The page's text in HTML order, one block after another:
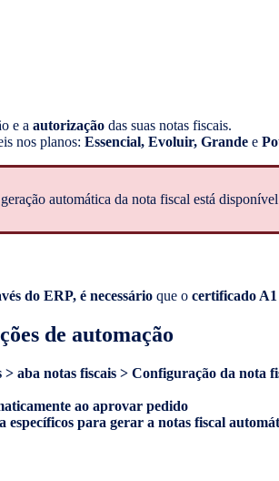
e a autorização das suas notas fiscais.
nos planos: Essencial, Evoluir, Grande e
automática da nota fiscal está
do ERP, é necessário que o certificado A1
de automação
> aba notas fiscais > Configuração da nota
ao aprovar pedido
específicos para gerar a notas fiscal